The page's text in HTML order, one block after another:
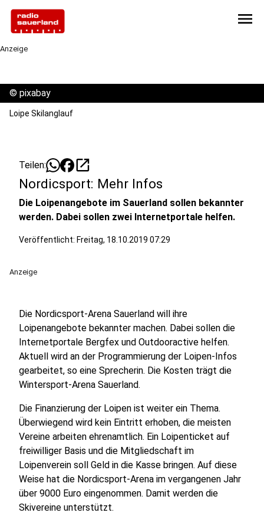
menu
Anzeige
© pixabay
Loipe Skilanglauf
Teilen: open_in_new
Nordicsport: Mehr Infos
Die Loipenangebote im Sauerland sollen bekannter
werden. Dabei sollen zwei Internetportale helfen.
Veröffentlicht: Freitag, 18.10.2019 07:29
Anzeige
Die Nordicsport-Arena Sauerland will ihre
Loipenangebote bekannter machen. Dabei sollen die
Internetportale Bergfex und Outdooractive helfen.
Aktuell wird an der Programmierung der Loipen-Infos
gearbeitet, so eine Sprecherin. Die Kosten trägt die
Wintersport-Arena Sauerland.
Die Finanzierung der Loipen ist weiter ein Thema.
Überwiegend wird kein Eintritt erhoben, die meisten
Vereine arbeiten ehrenamtlich. Ein Loipenticket auf
freiwilliger Basis und die Mitgliedschaft im
Loipenverein soll Geld in die Kasse bringen. Auf diese
Weise hat die Nordicsport-Arena im vergangenen Jahr
über 9000 Euro eingenommen. Damit werden die
Skivereine unterstützt.